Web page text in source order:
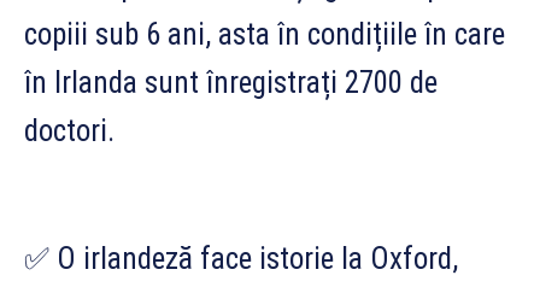
copiii sub 6 ani, asta în condițiile în care
în Irlanda sunt înregistrați 2700 de
doctori.
✅ O irlandeză face istorie la Oxford,